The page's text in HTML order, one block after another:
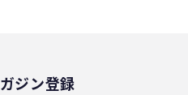
ジン登録